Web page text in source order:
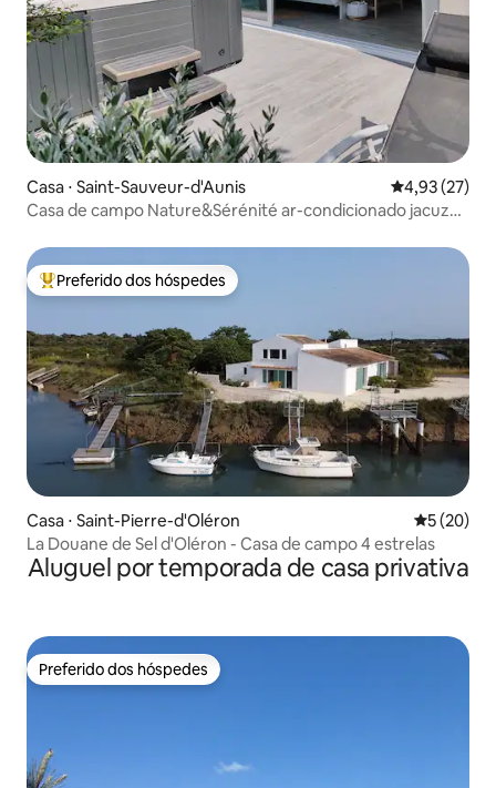
Casa ⋅ Saint-Sauveur-d'Aunis 4,93 de uma
4,93 (27)
Casa de campo Nature&Sérénité ar-condicionado jacuzzi
Entre os melhores preferidos dos hóspedes
Preferido dos hóspedes
Casa ⋅ Saint-Pierre-d'Oléron 5 de uma
5 (20)
La Douane de Sel d'Oléron - Casa de campo 4 estrelas
Aluguel por temporada de casa privativa
Preferido dos hóspedes
Preferido dos hóspedes